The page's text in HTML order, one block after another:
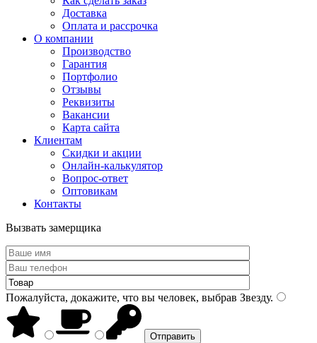
Доставка
Оплата и рассрочка
О компании
Производство
Гарантия
Портфолио
Отзывы
Реквизиты
Вакансии
Карта сайта
Клиентам
Скидки и акции
Онлайн-калькулятор
Вопрос-ответ
Оптовикам
Контакты
Вызвать замерщика
Пожалуйста, докажите, что вы человек, выбрав Звезду.